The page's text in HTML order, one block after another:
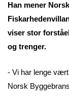
Han mener
viser stor
og trenger.
- Vi har lenge
Norsk